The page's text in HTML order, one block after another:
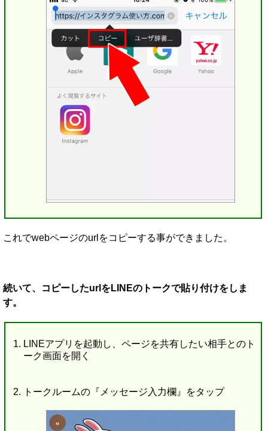
これでwebページのurlをコピーする事ができました。
続いて、コピーしたurlをLINEのトークで貼り付けをしま
す。
LINEアプリを起動し、ページを共有したい相手とのト
ーク画面を開く
トークルームの『メッセージ入力欄』をタップ